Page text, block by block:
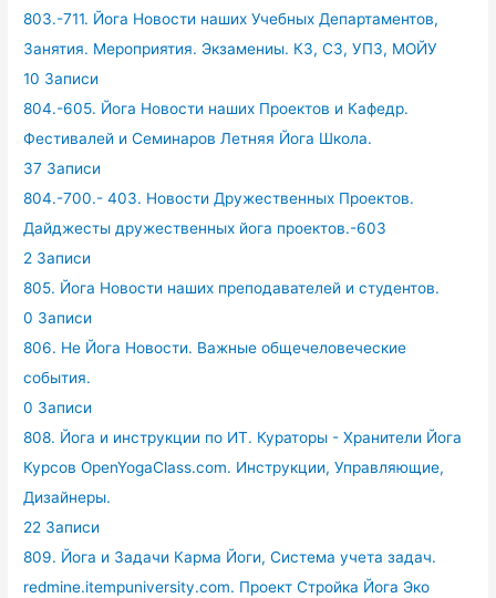
803.-711. Йога Новости наших Учебных Департаментов,
Занятия. Мероприятия. Экзамениы. КЗ, СЗ, УПЗ, МОЙУ
10 Записи
804.-605. Йога Новости наших Проектов и Кафедр.
Фестивалей и Семинаров Летняя Йога Школа.
37 Записи
804.-700.- 403. Новости Дружественных Проектов.
Дайджесты дружественных йога проектов.-603
2 Записи
805. Йога Новости наших преподавателей и студентов.
0 Записи
806. Не Йога Новости. Важные общечеловеческие
события.
0 Записи
808. Йога и инструкции по ИТ. Кураторы - Хранители Йога
Курсов OpenYogaClass.com. Инструкции, Управляющие,
Дизайнеры.
22 Записи
809. Йога и Задачи Карма Йоги, Система учета задач.
redmine.itempuniversity.com. Проект Стройка Йога Эко